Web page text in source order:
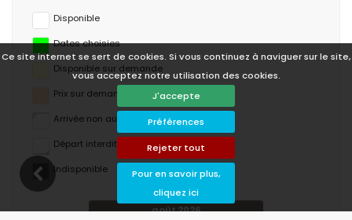
Ce site internet se sert de cookies. Si vous continuez à naviguer sur le site,
vous acceptez notre utilisation des cookies.
J'accepte
Préférences
Rejeter tout
Pour en savoir plus,
cliquez ici
Disponible
Dates choisies
Disponible sur demande
Prix ​​sur demande
Arrivée non autorisée
Départ interdit
Indisponible
août 2026